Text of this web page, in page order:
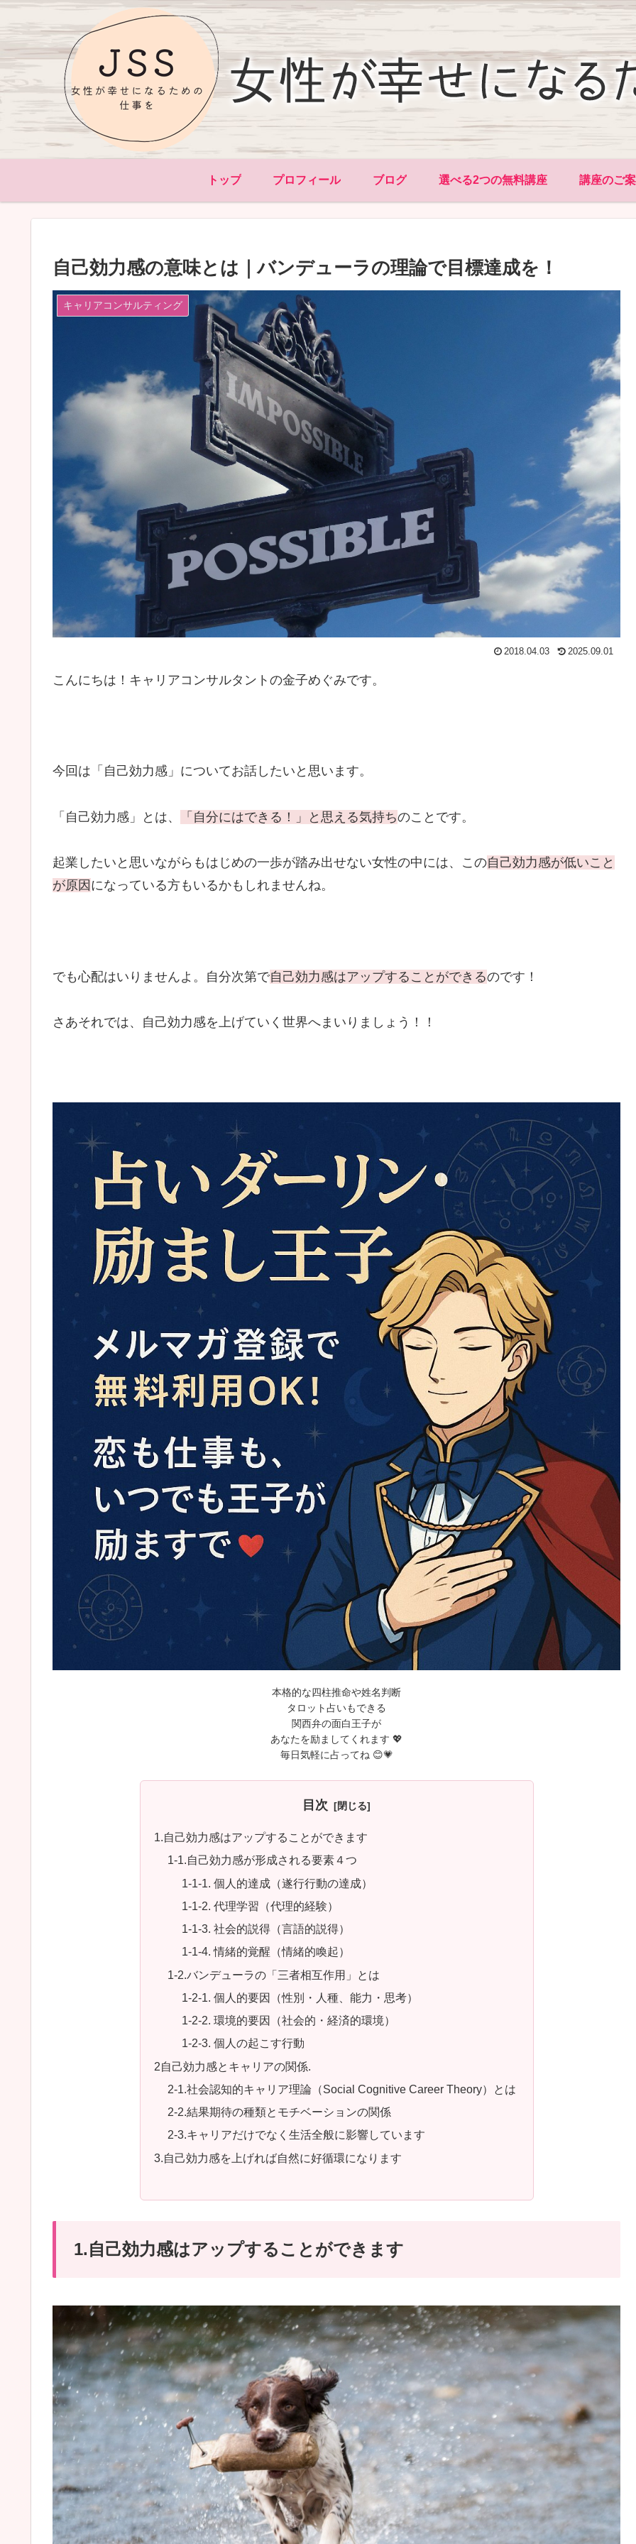
トップ プロフィール ブログ 選べる2つの無料講座 講座のご
自己効力感の意味とは｜バンデューラの理論で目標達成を！
キャリアコンサルティング
2018.04.03 2025.09.01
こんにちは！キャリアコンサルタントの金子めぐみです。
今回は「自己効力感」についてお話したいと思います。
「自己効力感」とは、 「自分にはできる！」と思える気持ちのことです。
起業したいと思いながらもはじめの一歩が踏み出せない女性の中には、この自己効力感が低いこと
が原因 になっている方もいるかもしれませんね。
でも心配はいりませんよ。自分次第で自己効力感はアップすることができるのです！
さあそれでは、自己効力感を上げていく世界へまいりましょう！！
本格的な四柱推命や姓名判断
タロット占いもできる
関西弁の面白王子が
あなたを励ましてくれます 💖
毎日気軽に占ってね 😊💗
目次
1.自己効力感はアップすることができます
1-1.自己効力感が形成される要素４つ
1-1-1. 個人的達成（遂行行動の達成）
1-1-2. 代理学習（代理的経験）
1-1-3. 社会的説得（言語的説得）
1-1-4. 情緒的覚醒（情緒的喚起）
1-2.バンデューラの「三者相互作用」とは
1-2-1. 個人的要因（性別・人種、能力・思考）
1-2-2. 環境的要因（社会的・経済的環境）
1-2-3. 個人の起こす行動
2自己効力感とキャリアの関係.
2-1.社会認知的キャリア理論（Social Cognitive Career Theory）とは
2-2.結果期待の種類とモチベーションの関係
2-3.キャリアだけでなく生活全般に影響しています
3.自己効力感を上げれば自然に好循環になります
1.自己効力感はアップすることができます